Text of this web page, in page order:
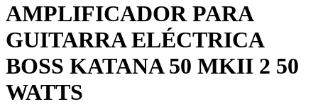
AMPLIFICADOR PARA
GUITARRA ELÉCTRICA
BOSS KATANA 50 MKII 2 50
WATTS